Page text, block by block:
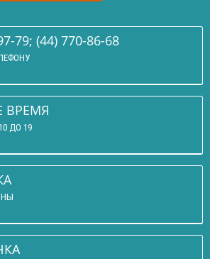
79; (44) 770-86-68
ВРЕМЯ
ДО 19